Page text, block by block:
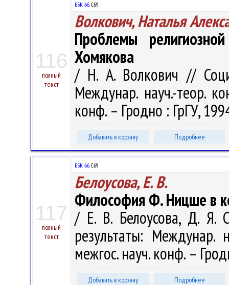
116
полный
текст
ББК 66.С69
Волкович, Наталья
Проблемы
Хомякова
/ Н. А. Волкович //
Междунар. науч.-теор.
конф. – Гродно : ГрГУ,
Добавить в корзину Подробнее
117
полный
текст
ББК 66.С69
Белоусова, Е. В.
Философия Ф. Ницше в
/ Е. В. Белоусова, Д. Я.
результаты: Междунар.
межгос. науч. конф. –
Добавить в корзину Подробнее